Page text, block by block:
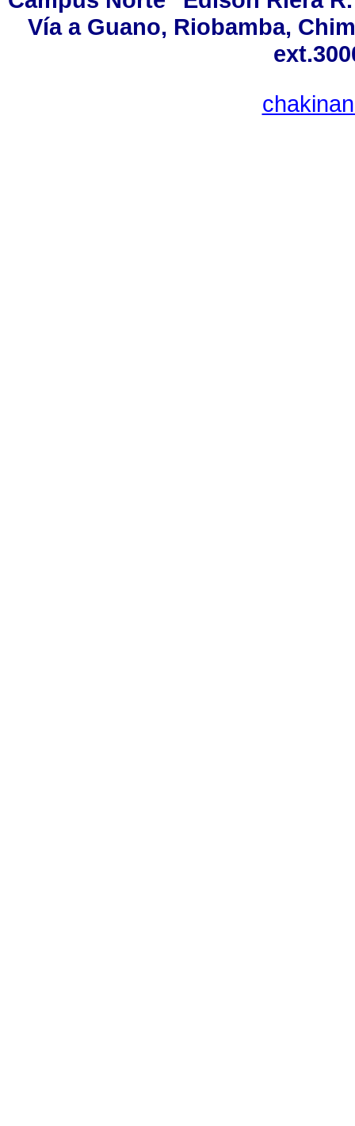
Vía a Guano, Riobamba,